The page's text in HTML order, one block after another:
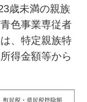
歳未満の親族
色事業専従者
、特定親族特
得金額等から